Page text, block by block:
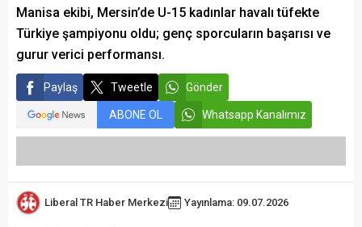
Manisa ekibi, Mersin’de U-15 kadınlar havalı tüfekte
Türkiye şampiyonu oldu; genç sporcuların başarısı ve
gurur verici performansı.
Paylaş Tweetle Gönder
ABONE OL Whatsapp Kanalımız
Liberal TR Haber Merkezi Yayınlama: 09.07.2026